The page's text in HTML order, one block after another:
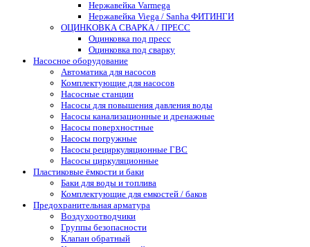
Нержавейка Varmega
Нержавейка Viega / Sanha ФИТИНГИ
ОЦИНКОВКА СВАРКА / ПРЕСС
Оцинковка под пресс
Оцинковка под сварку
Насосное оборудование
Автоматика для насосов
Комплектующие для насосов
Насосные станции
Насосы для повышения давления воды
Насосы канализационные и дренажные
Насосы поверхностные
Насосы погружные
Насосы рециркуляционные ГВС
Насосы циркуляционные
Пластиковые ёмкости и баки
Баки для воды и топлива
Комплектующие для емкостей / баков
Предохранительная арматура
Воздухоотводчики
Группы безопасности
Клапан обратный